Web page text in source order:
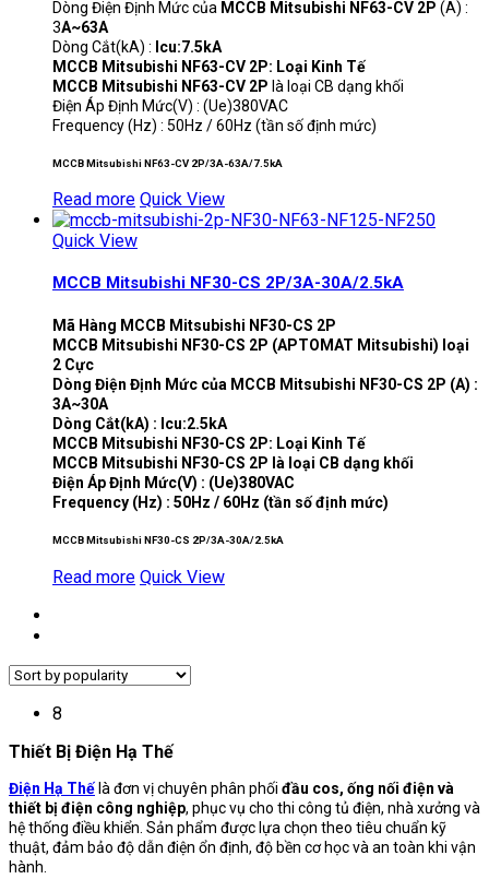
Dòng Điện Định Mức của MCCB Mitsubishi NF63-CV 2P (A) :
3A~63A
Dòng Cắt(kA) : Icu:7.5kA
MCCB Mitsubishi NF63-CV 2P: Loại Kinh Tế
MCCB Mitsubishi NF63-CV 2P là loại CB dạng khối
Điện Áp Định Mức(V) : (Ue)380VAC
Frequency (Hz) : 50Hz / 60Hz (tần số định mức)
MCCB Mitsubishi NF63-CV 2P/3A-63A/7.5kA
Read more Quick View
Quick View
MCCB Mitsubishi NF30-CS 2P/3A-30A/2.5kA
Mã Hàng MCCB Mitsubishi NF30-CS 2P
MCCB Mitsubishi NF30-CS 2P (APTOMAT Mitsubishi) loại
2 Cực
Dòng Điện Định Mức của MCCB Mitsubishi NF30-CS 2P (A) :
3A~30A
Dòng Cắt(kA) : Icu:2.5kA
MCCB Mitsubishi NF30-CS 2P: Loại Kinh Tế
MCCB Mitsubishi NF30-CS 2P là loại CB dạng khối
Điện Áp Định Mức(V) : (Ue)380VAC
Frequency (Hz) : 50Hz / 60Hz (tần số định mức)
MCCB Mitsubishi NF30-CS 2P/3A-30A/2.5kA
Read more Quick View
8
Thiết Bị Điện Hạ Thế
Điện Hạ Thếlà đơn vị chuyên phân phối đầu cos, ống nối điện và
thiết bị điện công nghiệp, phục vụ cho thi công tủ điện, nhà xưởng và
hệ thống điều khiển. Sản phẩm được lựa chọn theo tiêu chuẩn kỹ
thuật, đảm bảo độ dẫn điện ổn định, độ bền cơ học và an toàn khi vận
hành.